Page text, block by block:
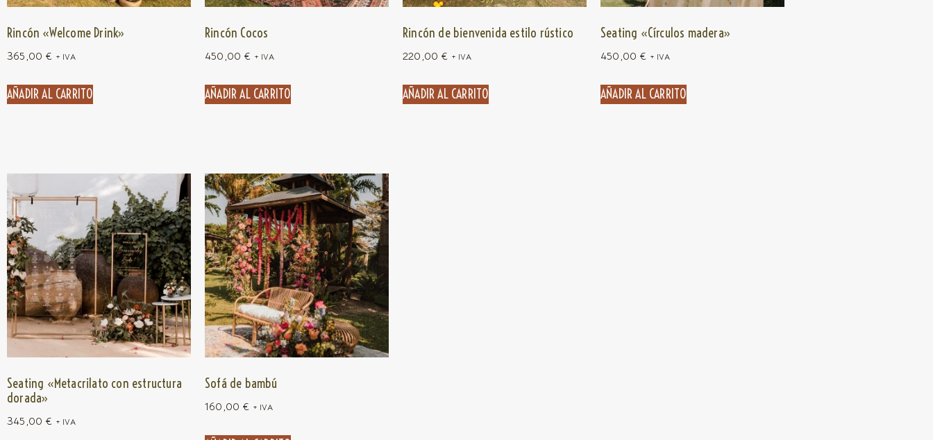
Rincón «Welcome Drink»
365,00 € + IVA
AÑADIR AL CARRITO
Rincón Cocos
450,00 € + IVA
AÑADIR AL CARRITO
Rincón de bienvenida estilo rústico
220,00 € + IVA
AÑADIR AL CARRITO
Seating «Círculos madera»
450,00 € + IVA
AÑADIR AL CARRITO
Seating «Metacrilato con estructura
dorada»
345,00 € + IVA
Sofá de bambú
160,00 € + IVA